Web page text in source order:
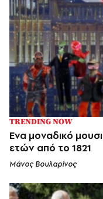
TRENDING NOW
Ενα μοναδικό
ετών από το 1821
Μάνος Βουλαρίνος